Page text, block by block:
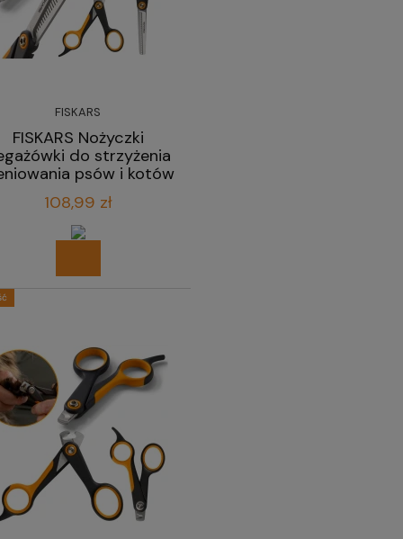
FISKARS
FISKARS Nożyczki
do strzyżenia
psów i kotów
108,99 zł